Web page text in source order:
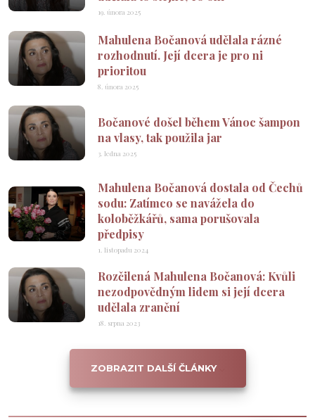
19. února 2025
Mahulena Bočanová udělala rázné
rozhodnutí. Její dcera je pro ni
prioritou
8. února 2025
Bočanové došel během Vánoc šampon
na vlasy, tak použila jar
3. ledna 2025
Mahulena Bočanová dostala od Čechů
sodu: Zatímco se navážela do
koloběžkářů, sama porušovala
předpisy
1. listopadu 2024
Rozčilená Mahulena Bočanová: Kvůli
nezodpovědným lidem si její dcera
udělala zranění
18. srpna 2023
ZOBRAZIT DALŠÍ ČLÁNKY